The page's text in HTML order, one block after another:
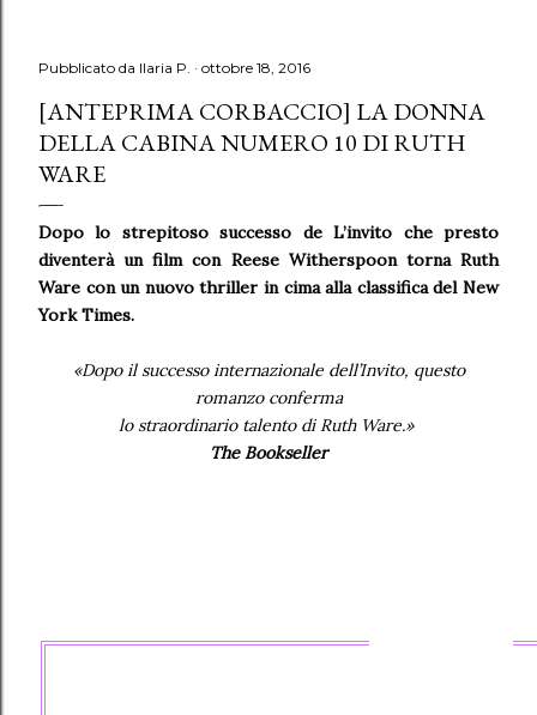
Pubblicato da Ilaria P. ottobre 18, 2016
[ANTEPRIMA CORBACCIO] LA DONNA
DELLA CABINA NUMERO 10 DI RUTH
WARE
Dopo lo strepitoso successo de L’invito che presto
diventerà un film con Reese Witherspoon torna Ruth
Ware con un nuovo thriller in cima alla classifica del New
York Times.
«Dopo il successo internazionale dell’Invito, questo
romanzo conferma
lo straordinario talento di Ruth Ware.»
The Bookseller